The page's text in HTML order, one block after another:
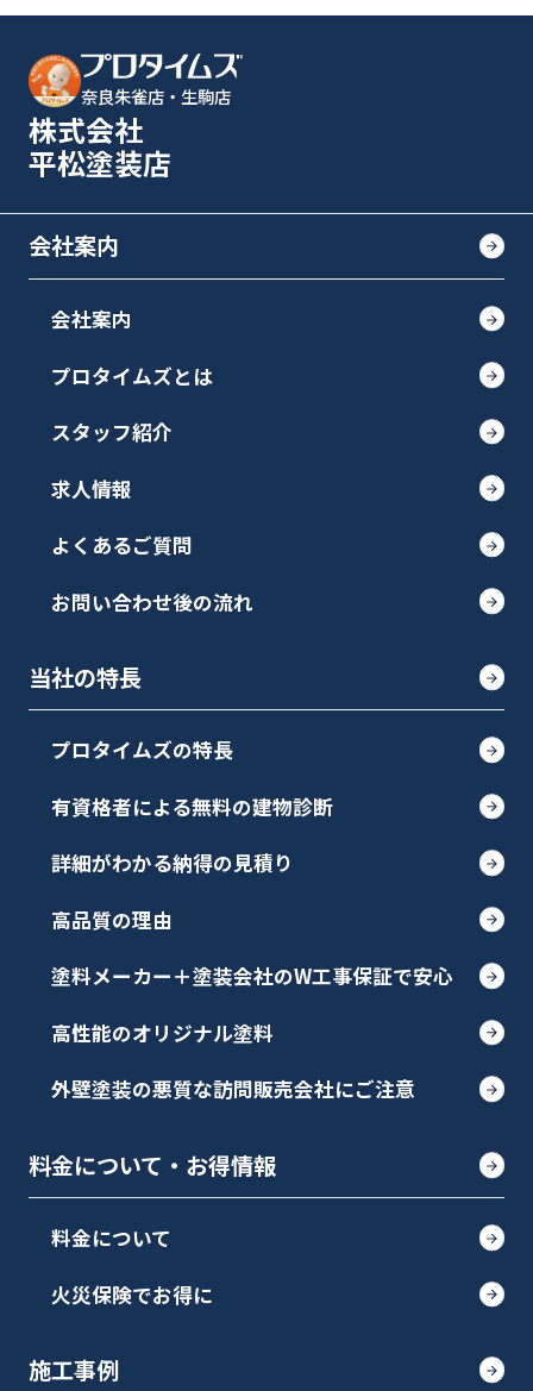
奈良朱雀店・生駒店
株式会社
平松塗装店
会社案内
会社案内
プロタイムズとは
スタッフ紹介
求人情報
よくあるご質問
お問い合わせ後の流れ
当社の特長
プロタイムズの特長
有資格者による無料の建物診断
詳細がわかる納得の見積り
高品質の理由
塗料メーカー＋塗装会社のW工事保証で安心
高性能のオリジナル塗料
外壁塗装の悪質な訪問販売会社にご注意
料金について・お得情報
料金について
火災保険でお得に
施工事例